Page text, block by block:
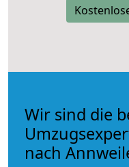
Wir sind die
nach